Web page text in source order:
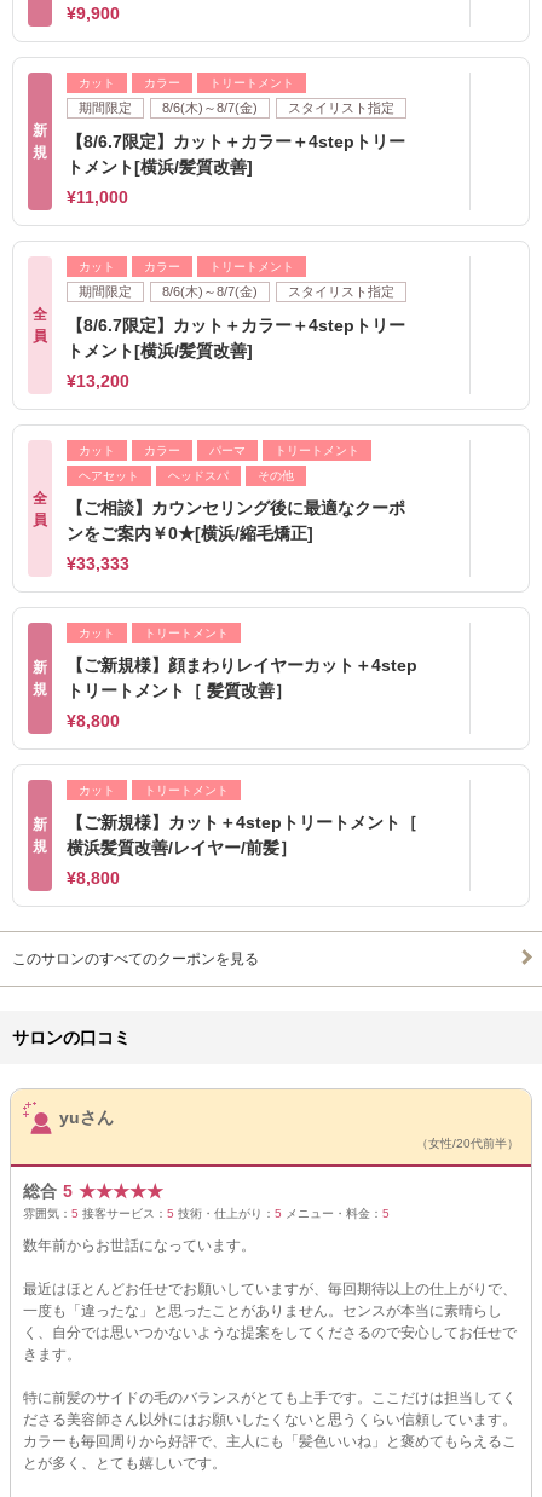
¥9,900
新
規
カット カラー トリートメント
期間限定 8/6(木)～8/7(金) スタイリスト指定
【8/6.7限定】カット＋カラー＋4stepトリー
トメント[横浜/髪質改善]
¥11,000
全
員
カット カラー トリートメント
期間限定 8/6(木)～8/7(金) スタイリスト指定
【8/6.7限定】カット＋カラー＋4stepトリー
トメント[横浜/髪質改善]
¥13,200
全
員
カット カラー パーマ
トリートメント
ヘアセット
ヘッドスパ その他
【ご相談】カウンセリング後に最適なクーポ
ンをご案内￥0★[横浜/縮毛矯正]
¥33,333
新
規
カット トリートメント
【ご新規様】顔まわりレイヤーカット＋4step
トリートメント［ 髪質改善］
¥8,800
新
規
カット トリートメント
【ご新規様】カット＋4stepトリートメント［
横浜髪質改善/レイヤー/前髪］
¥8,800
このサロンのすべてのクーポンを見る
サロンの口コミ
サロンPick Up
yuさん
（女性/20代前半）
総合 5 ★★★★★
雰囲気： 5 接客サービス： 5 技術・仕上がり： 5 メニュー・料金： 5
数年前からお世話になっています。
最近はほとんどお任せでお願いしていますが、毎回期待以上の仕上がりで、
一度も「違ったな」と思ったことがありません。センスが本当に素晴らし
く、自分では思いつかないような提案をしてくださるので安心してお任せで
きます。
特に前髪のサイドの毛のバランスがとても上手です。ここだけは担当してく
ださる美容師さん以外にはお願いしたくないと思うくらい信頼しています。
カラーも毎回周りから好評で、主人にも「髪色いいね」と褒めてもらえるこ
とが多く、とても嬉しいです。